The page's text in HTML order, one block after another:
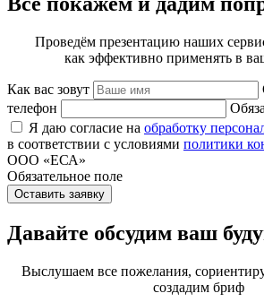
Проведём презентацию наших
как эффективно применять в
Как вас зовут
телефон
Я даю согласие на обработку
в соответствии с условиями политики
ООО «ЕСА»
Обязательное поле
Оставить заявку
Давайте обсудим ваш
Выслушаем все пожелания,
создадим бриф